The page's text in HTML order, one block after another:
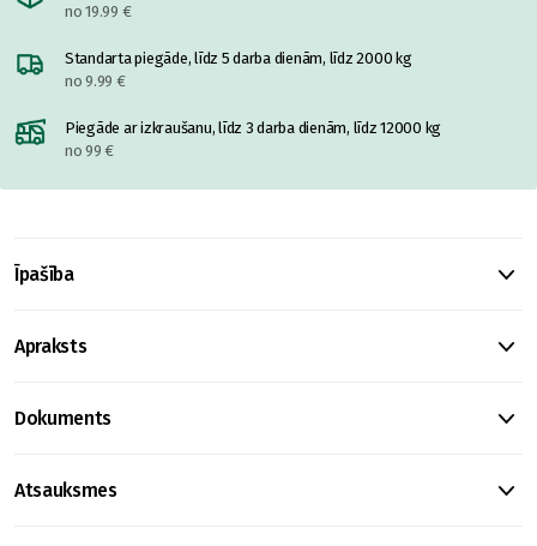
no 19.99 €
Standarta piegāde, līdz 5 darba dienām, līdz 2000 kg
no 9.99 €
Piegāde ar izkraušanu, līdz 3 darba dienām, līdz 12000 kg
no 99 €
Īpašība
Apraksts
Dokuments
Atsauksmes